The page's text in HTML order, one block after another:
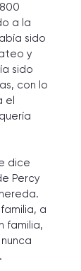
a la
sido
y
sido
con lo
el
dice
Percy
a
familia,